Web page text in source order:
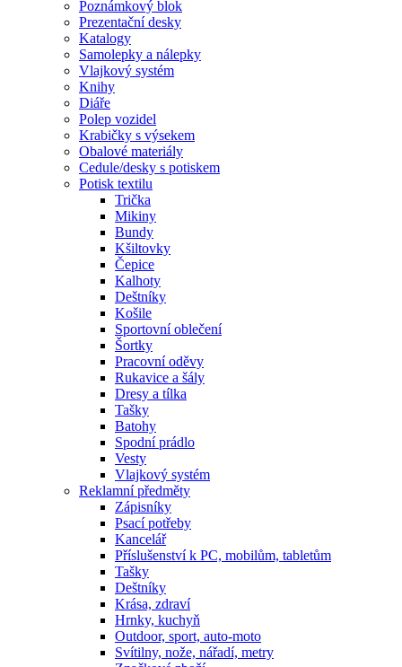
Poznámkový blok
Prezentační desky
Katalogy
Samolepky a nálepky
Vlajkový systém
Knihy
Diáře
Polep vozidel
Krabičky s výsekem
Obalové materiály
Cedule/desky s potiskem
Potisk textilu
Trička
Mikiny
Bundy
Kšiltovky
Čepice
Kalhoty
Deštníky
Košile
Sportovní oblečení
Šortky
Pracovní oděvy
Rukavice a šály
Dresy a tílka
Tašky
Batohy
Spodní prádlo
Vesty
Vlajkový systém
Reklamní předměty
Zápisníky
Psací potřeby
Kancelář
Příslušenství k PC, mobilům, tabletům
Tašky
Deštníky
Krása, zdraví
Hrnky, kuchyň
Outdoor, sport, auto-moto
Svítilny, nože, nářadí, metry